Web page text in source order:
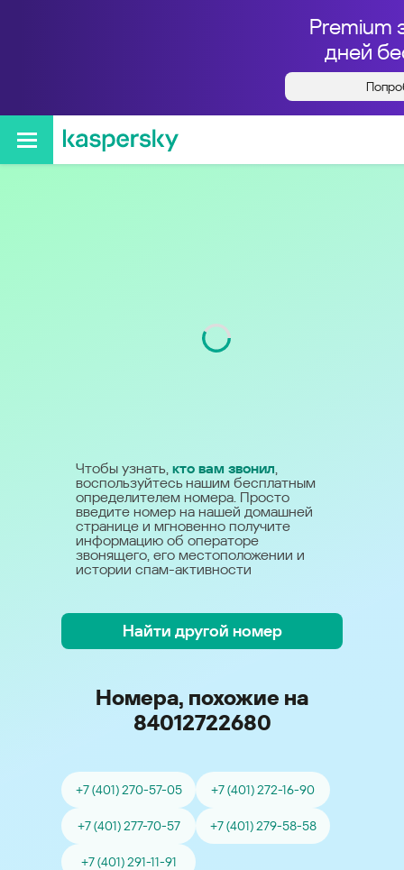
Premium
дней
Кто звонил с номера
+74012722680
Чтобы узнать, кто вам звонил,
воспользуйтесь нашим бесплатным
определителем номера. Просто
введите номер на нашей домашней
странице и мгновенно получите
информацию об операторе
звонящего, его местоположении и
истории спам-активности
Найти другой номер
Номера, похожие на
84012722680
+7 (401) 270-57-05 +7 (401) 272-16-90
+7 (401) 277-70-57 +7 (401) 279-58-58
+7 (401) 291-11-91